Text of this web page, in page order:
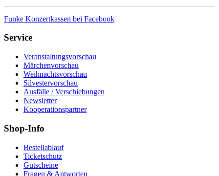
Funke Konzertkassen bei Facebook
Service
Veranstaltungsvorschau
Märchenvorschau
Weihnachtsvorschau
Silvestervorschau
Ausfälle / Verschiebungen
Newsletter
Kooperationspartner
Shop-Info
Bestellablauf
Ticketschutz
Gutscheine
Fragen & Antworten